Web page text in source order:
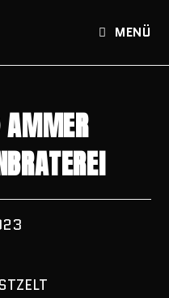
MENÜ